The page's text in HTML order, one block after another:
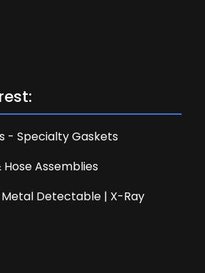
- Specialty Gaskets
Assemblies
Detectable | X-Ray